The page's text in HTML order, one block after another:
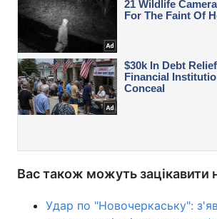
Вас також можуть зацікавити
Удар по "Новочеркаську":